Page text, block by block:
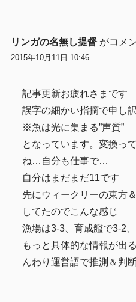
リンガの名無し提督 がコメ
2015年10月11日 10:46
記事更新お疲れさまです
誤字の細かい指摘で申し
※魚は光に集まる”声質”
となっています。変換っ
ね…自分も仕事で…
自分はまだまだ11です
先にウィークリーの東方
してたのでこんな感じ
漁場は3-3、育成艦で3-2
もっと具体的な情報が出
んわり運営語で推測＆判